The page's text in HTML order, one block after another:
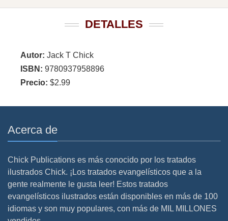
DETALLES
Autor: Jack T Chick
ISBN: 9780937958896
Precio: $2.99
Acerca de
Chick Publications es más conocido por los tratados
ilustrados Chick. ¡Los tratados evangelísticos que a la
gente realmente le gusta leer! Estos tratados
evangelísticos ilustrados están disponibles en más de 100
idiomas y son muy populares, con más de MIL MILLONES